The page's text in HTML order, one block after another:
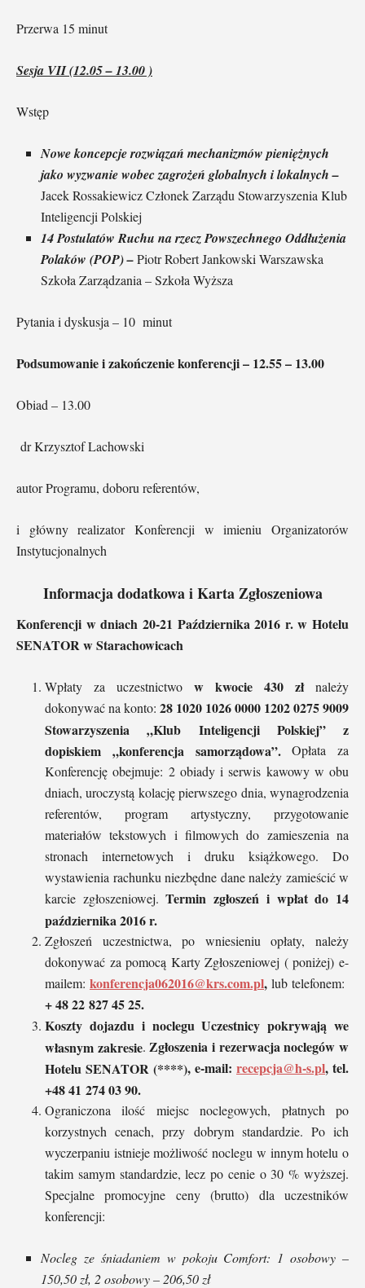
Przerwa 15 minut
Sesja VII (12.05 – 13.00 )
Wstęp
Nowe koncepcje rozwiązań mechanizmów pieniężnych
jako wyzwanie wobec zagrożeń globalnych i lokalnych –
Jacek Rossakiewicz Członek Zarządu Stowarzyszenia Klub
Inteligencji Polskiej
14 Postulatów Ruchu na rzecz Powszechnego Oddłużenia
Polaków (POP) –Piotr Robert Jankowski Warszawska
Szkoła Zarządzania – Szkoła Wyższa
Pytania i dyskusja – 10 minut
Podsumowanie i zakończenie konferencji – 12.55 – 13.00
Obiad – 13.00
dr Krzysztof Lachowski
autor Programu, doboru referentów,
i główny realizator Konferencji w imieniu Organizatorów
Instytucjonalnych
Informacja dodatkowa i Karta Zgłoszeniowa
Konferencji w dniach 20-21 Października 2016 r. w Hotelu
SENATOR w Starachowicach
Wpłaty za uczestnictwo w kwocie 430 złnależy
dokonywać na konto: 28 1020 1026 0000 1202 0275 9009
Stowarzyszenia „Klub Inteligencji Polskiej” z
dopiskiem „konferencja samorządowa”.Opłata za
Konferencję obejmuje: 2 obiady i serwis kawowy w obu
dniach, uroczystą kolację pierwszego dnia, wynagrodzenia
referentów, program artystyczny, przygotowanie
materiałów tekstowych i filmowych do zamieszenia na
stronach internetowych i druku książkowego. Do
wystawienia rachunku niezbędne dane należy zamieścić w
karcie zgłoszeniowej.Termin zgłoszeń i wpłat do 14
października 2016 r.
Zgłoszeń uczestnictwa, po wniesieniu opłaty, należy
dokonywać za pomocą Karty Zgłoszeniowej ( poniżej) e-
mailem: konferencja062016@krs.com.pl, lub telefonem:
+ 48 22 827 45 25.
Koszty dojazdu i noclegu Uczestnicy pokrywają we
własnym zakresie. Zgłoszenia i rezerwacja noclegów w
Hotelu SENATOR (****), e-mail: recepcja@h-s.pl, tel.
+48 41 274 03 90.
Ograniczona ilość miejsc noclegowych, płatnych po
korzystnych cenach, przy dobrym standardzie. Po ich
wyczerpaniu istnieje możliwość noclegu w innym hotelu o
takim samym standardzie, lecz po cenie o 30 % wyższej.
Specjalne promocyjne ceny (brutto) dla uczestników
konferencji:
Nocleg ze śniadaniem w pokoju Comfort: 1 osobowy –
150,50 zł, 2 osobowy – 206,50 zł